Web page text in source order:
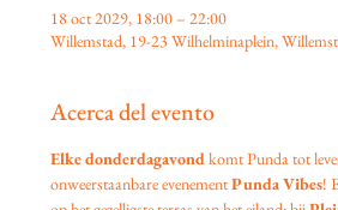
18 oct 2029, 18:00 – 22:00
Willemstad, 19-23 Wilhelminaplein,
Acerca del evento
Elke donderdagavond komt Punda tot
onweerstaanbare evenement Punda Vibes!